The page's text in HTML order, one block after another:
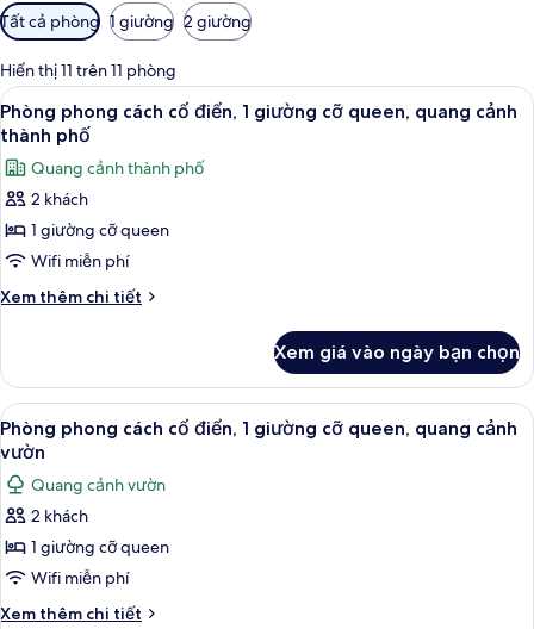
Bộ
lọc
có
thể
dùng
để
lọc
tìm
phòng
Tất cả phòng 1 giường 2 giường
Hiển thị 11 trên 11 phòng
Xem
tất
cả
ảnh
Phòng
phong
cách
cổ
giường
cỡ
queen,
quang
cảnh
thành
phố
Bộ đồ giường cao cấp, két bảo mật
6
Phòng phong cách cổ điển, 1 giường cỡ queen, quang cảnh
thành phố
Quang cảnh thành phố
2 khách
1 giường cỡ queen
Wifi miễn phí
Xem thêm chi tiết
Chi
Phòng
phong
cách
cổ
điển,
giường
queen,
quang
thành
Xem giá vào ngày bạn chọn
Xem
tất
cả
ảnh
Phòng
phong
cách
cổ
Bộ đồ giường cao cấp, két bảo mật
7
Phòng phong cách cổ điển, 1 giường cỡ queen, quang cảnh
vườn
Quang cảnh vườn
2 khách
1 giường cỡ queen
Wifi miễn phí
Xem thêm chi tiết
Chi